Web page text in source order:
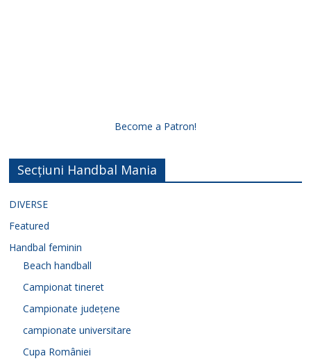
Become a Patron!
Secțiuni Handbal Mania
DIVERSE
Featured
Handbal feminin
Beach handball
Campionat tineret
Campionate județene
campionate universitare
Cupa României